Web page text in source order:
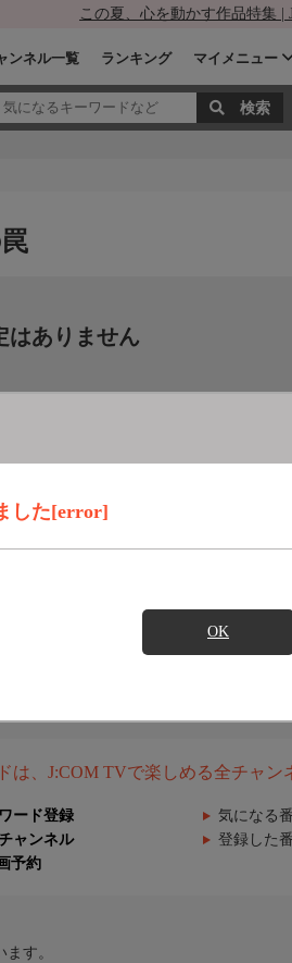
この夏、心を動かす作品特集 |
ンネル一覧 ランキング マイメニュー
した[error]
OK
はありません
は、J:COM TVで楽しめる全チャン
ード登録 気になる
ャンネル 登録した
予約
す。